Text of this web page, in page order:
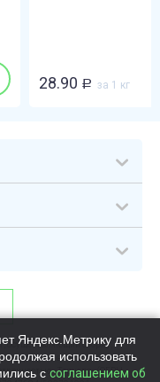
28.90 Р за 1 кг
осуществляющий сборку,
продуктов питания.
«Торнадо» (ОГРН
Яндекс.Метрику для
использовать
с соглашением об